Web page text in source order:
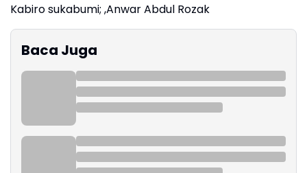
Kabiro sukabumi; ,Anwar Abdul Rozak
Baca Juga